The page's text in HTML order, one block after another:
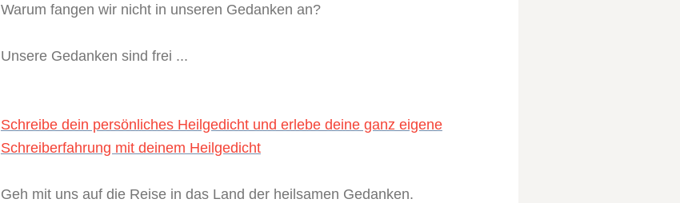
Warum fangen wir nicht in unseren Gedanken an?
Unsere Gedanken sind frei ...
Schreibe dein persönliches Heilgedicht und erlebe deine ganz eigene
Schreiberfahrung mit deinem Heilgedicht
Geh mit uns auf die Reise in das Land der heilsamen Gedanken.